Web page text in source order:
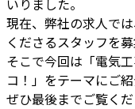
いりました。
現在、弊社の求人で
くださるスタッフを募
そこで今回は「電気
コ！」をテーマにご紹
ぜひ最後までご覧くだ